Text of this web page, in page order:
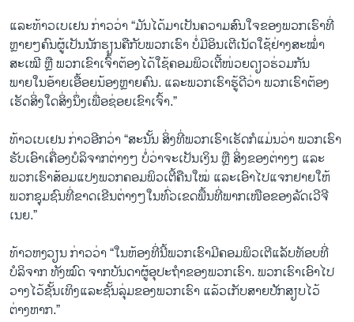
ແລະທ້າວເບເຢນ ກ່າວວ່າ “ມັນໄດ້ມາເປັນຄວາມສົນໃຈຂອງພວກເຮົາທີ່
ຫຼາຍໆຄົນຜູ້ເປັນນັກຮຽນຄືກັບພວກເຮົາ ບໍ່ມີອິນເຕີເນັດໃຊ້ຢ່າງສະໝ່ຳ
ສະເໝີ ຫຼື ພວກເຂົາເຈົ້າຕ້ອງໄດ້ໃຊ້ຄອມພິວເຕີ້ໜ່ວຍດຽວຮ່ວມກັນ
ພາຍໃນອ້າຍເອື້ອຍນ້ອງຫຼາຍຄົນ. ແລະພວກເຮົາຮູ້ດີວ່າ ພວກເຮົາຕ້ອງ
ເຮັດສິ່ງໃດສິ່ງນຶ່ງເພື່ອຊ່ອຍເຂົາເຈົ້າ.”
ທ້າວເບເຢນ ກ່າວອີກວ່າ “ສະນັ້ນ ສິ່ງທີ່ພວກເຮົາເຮັດກໍແມ່ນວ່າ ພວກເຮົາ
ຮັບເອົາເຄື່ອງບໍລິຈາກຕ່າງໆ ບໍ່ວ່າຈະເປັນເງິນ ຫຼື ສິ່ງຂອງຕ່າງໆ ແລະ
ພວກເຮົາສ້ອມແປງພວກຄອມພິວເຕີ້ຄືນໃໝ່ ແລະເອົາໄປແຈກຢາຍໃຫ້
ພວກຊຸມຊົນທີ່ຂາດເຂີນຕ່າງໆໃນທົ່ວເຂດພື້ນທີ່ພາກເໜືອຂອງລັດເວີຈີ
ເນຍ.”
ທ້າວຫງວຽນ ກ່າວວ່າ “ໃນຫ້ອງທີ່ນີ້ພວກເຮົາມີຄອມພິວເຕີແລັບທັອບທີ່
ບໍລິຈາກ ທັງໝົດ ຈາກບັນດາຜູ້ອຸປະຖຳຂອງພວກເຮົາ. ພວກເຮົາເອົາໄປ
ວາງໄວ້ຊັ້ນເທິງແລະຊັ້ນລຸ່ມຂອງພວກເຮົາ ແລ້ວເກັບສາຍປັກສຽບໄວ້
ຕ່າງຫາກ.”